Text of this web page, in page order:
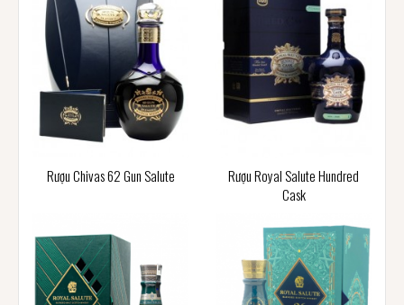
Rượu Chivas 62 Gun Salute
Rượu Royal Salute Hundred
Cask